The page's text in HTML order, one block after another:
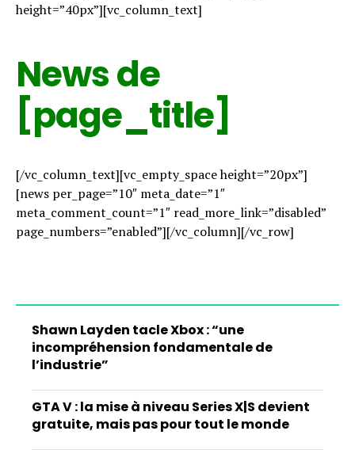
height=”40px”][vc_column_text]
News de
[page_title]
[/vc_column_text][vc_empty_space height=”20px”]
[news per_page=”10″ meta_date=”1″
meta_comment_count=”1″ read_more_link=”disabled”
page_numbers=”enabled”][/vc_column][/vc_row]
Shawn Layden tacle Xbox : “une
incompréhension fondamentale de
l’industrie”
GTA V : la mise à niveau Series X|S devient
gratuite, mais pas pour tout le monde